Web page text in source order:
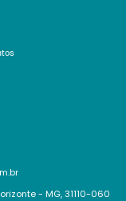
- MG, 31110-060